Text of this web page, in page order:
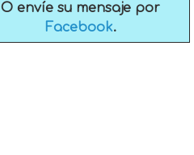
O envíe su mensaje por
Facebook.